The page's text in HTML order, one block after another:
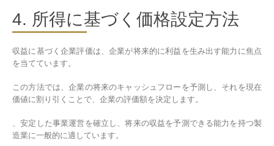
4. 所得に基づく価格設定方法
収益に基づく企業評価は、企業が将来的に利益を生み出す能力に焦点
を当てています。
この方法では、企業の将来のキャッシュフローを予測し、それを現在
価値に割り引くことで、企業の評価額を決定します。
、安定した事業運営を確立し、将来の収益を予測できる能力を持つ製
造業に一般的に適しています。